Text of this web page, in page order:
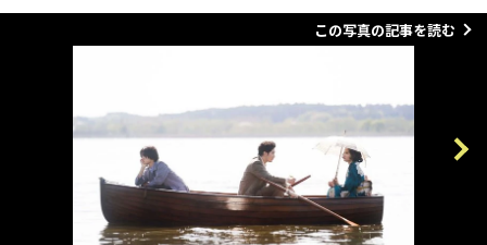
この写真の記事を読む
Next